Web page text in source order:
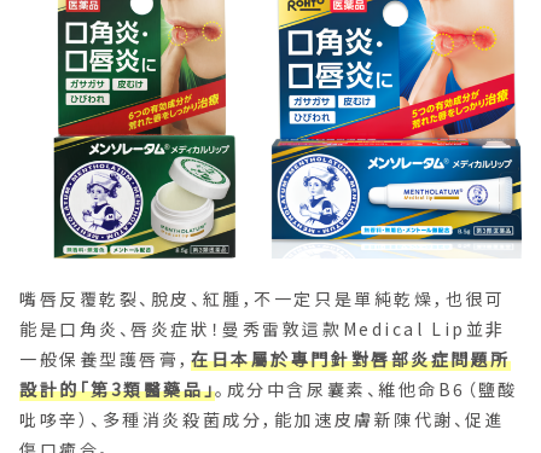
嘴唇反覆乾裂、脫皮、紅腫，不一定只是單純乾燥，也很可
能是口角炎、唇炎症狀！曼秀雷敦這款Medical Lip並非
一般保養型護唇膏，在日本屬於專門針對唇部炎症問題所
設計的「第3類醫藥品」。成分中含尿囊素、維他命B6（鹽酸
吡哆辛）、多種消炎殺菌成分，能加速皮膚新陳代謝、促進